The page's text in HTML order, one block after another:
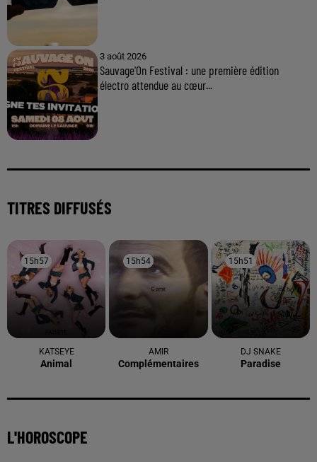
3 août 2026
Sauvage'On Festival : une première édition
électro attendue au cœur...
TITRES DIFFUSÉS
15h57
15h57
KATSEYE
Animal
15h54
15h54
AMIR
Complémentaires
15h51
15h51
DJ SNAKE
Paradise
L'HOROSCOPE